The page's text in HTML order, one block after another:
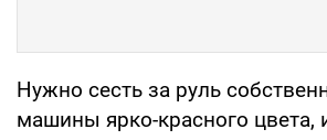
Нужно сесть за руль
машины ярко-красного цвета,